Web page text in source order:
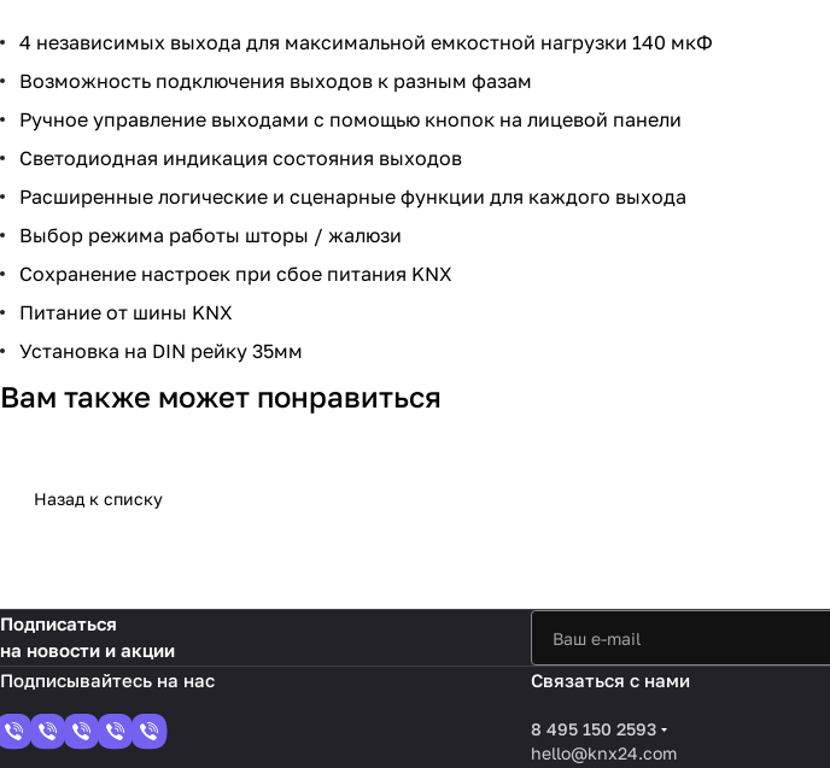
4 независимых выхода для максимальной емкостной нагрузки 140 мкФ
Возможность подключения выходов к разным фазам
Ручное управление выходами с помощью кнопок на лицевой панели
Светодиодная индикация состояния выходов
Расширенные логические и сценарные функции для каждого выхода
Выбор режима работы шторы / жалюзи
Сохранение настроек при сбое питания KNX
Питание от шины KNX
Установка на DIN рейку 35мм
Вам также может понравиться
Назад к списку
Подписаться
на новости и акции
Связаться с нами
8 495 150 2593
hello@knx24.com